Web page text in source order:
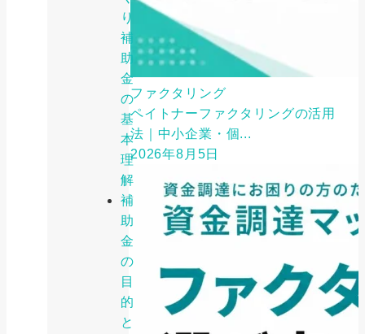
り
補
助
金
の
基
本
理
解
補
助
金
の
目
的
と
ファクタリング
ペイトナーファクタリングの活用
法｜中小企業・個...
2026年8月5日